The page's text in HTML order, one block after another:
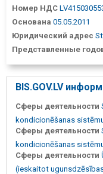
Номер НДС
Основана 05.05.2011
Юридический адрес
Представленные
BIS.GOV.LV
Сферы деятельности
kondicionēšanas
Сферы деятельности
kondicionēšanas
Сферы деятельности
(ieskaitot